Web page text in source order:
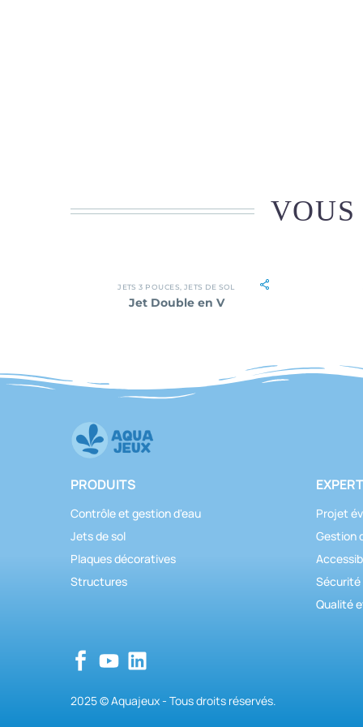
VOUS
JETS 3 POUCES JETS DE SOL
Jet Double en V
PRODUITS
Contrôle et gestion d'eau
Jets de sol
Plaques décoratives
Structures
Projet
Gestion
Qualité
2025 © Aquajeux - Tous droits réservés.